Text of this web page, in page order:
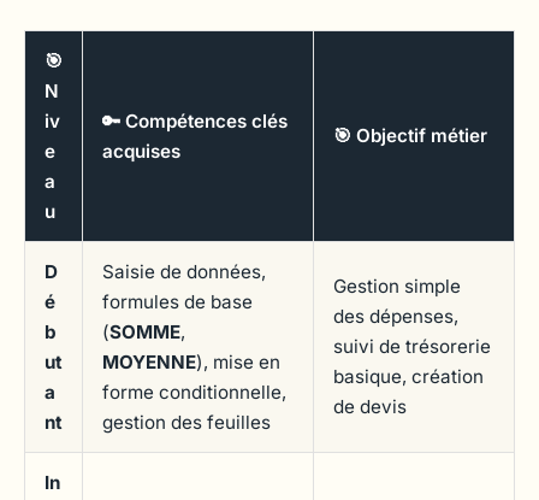
🎯
N
iv
e
a
u
🔑 Compétences clés
acquises
🎯 Objectif métier
D
é
b
ut
a
nt
Saisie de données,
formules de base
(SOMME,
MOYENNE), mise en
forme conditionnelle,
gestion des feuilles
Gestion simple
des dépenses,
suivi de trésorerie
basique, création
de devis
In